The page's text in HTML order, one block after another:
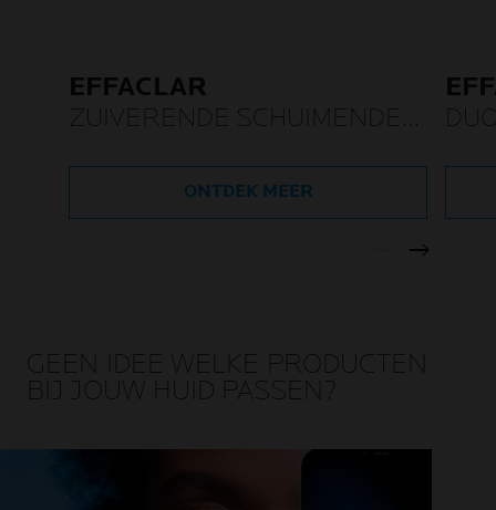
EFFACLAR
ZUIVERENDE SCHUIMENDE
ONTDEK MEER
GEEN IDEE WELKE PRODUCTEN
BIJ JOUW HUID PASSEN?